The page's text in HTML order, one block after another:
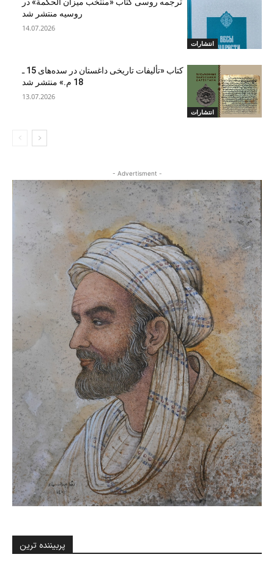
انتشارات
ترجمه روسی کتاب «منتخب میزان الحکمة» در
روسیه منتشر شد
14.07.2026
انتشارات
کتاب «تألیفات تاریخی داغستان در سده‌های 15 ـ
18 م.» منتشر شد
13.07.2026
- Advertisment -
پربیننده ترین